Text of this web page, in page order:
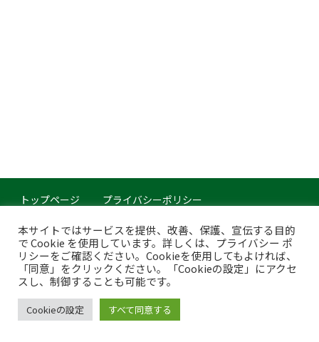
トップページ
プライバシーポリシー
このサイトについて
Copyright © Japan Organics Recycling Association. All rights reserved.
本サイトではサービスを提供、改善、保護、宣伝する目的
で Cookie を使用しています。詳しくは、プライバシー ポ
リシーをご確認ください。Cookieを使用してもよければ、
「同意」をクリックください。「Cookieの設定」にアクセ
スし、制御することも可能です。
Cookieの設定 すべて同意する